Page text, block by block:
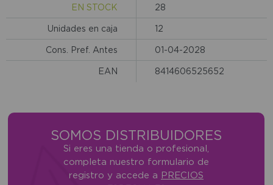
EN STOCK 28
Unidades en caja 12
Cons. Pref. Antes 01-04-2028
EAN 8414606525652
SOMOS DISTRIBUIDORES
Si eres una tienda o profesional,
completa nuestro formulario de
registro y accede a PRECIOS